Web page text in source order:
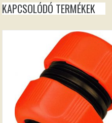
KAPCSOLÓDÓ TERMÉKEK